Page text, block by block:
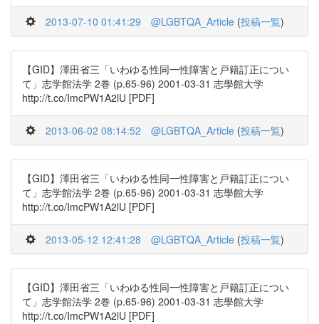
2013-07-10 01:41:29 @LGBTQA_Article (投稿一覧)
【GID】澤田省三「いわゆる性同一性障害と戸籍訂正につい
て」志学館法学 2巻 (p.65-96) 2001-03-31 志學館大学
http://t.co/ImcPW1A2lU [PDF]
2013-06-02 08:14:52 @LGBTQA_Article (投稿一覧)
【GID】澤田省三「いわゆる性同一性障害と戸籍訂正につい
て」志学館法学 2巻 (p.65-96) 2001-03-31 志學館大学
http://t.co/ImcPW1A2lU [PDF]
2013-05-12 12:41:28 @LGBTQA_Article (投稿一覧)
【GID】澤田省三「いわゆる性同一性障害と戸籍訂正につい
て」志学館法学 2巻 (p.65-96) 2001-03-31 志學館大学
http://t.co/ImcPW1A2lU [PDF]